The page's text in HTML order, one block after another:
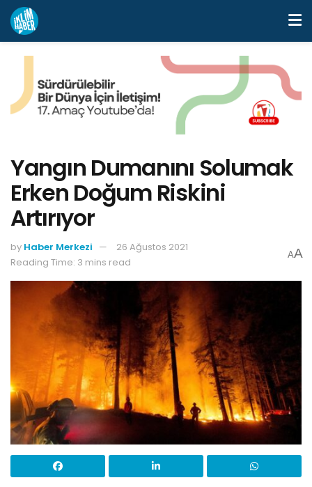
Yangın Dumanını Solumak
Erken Doğum Riskini
Artırıyor
by Haber Merkezi
26 Ağustos 2021
Reading Time: 3 mins read
AA